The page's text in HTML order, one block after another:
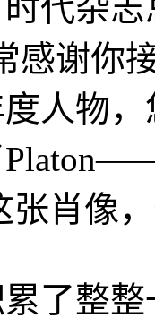
代杂
感谢你
人物
肖像，
了整